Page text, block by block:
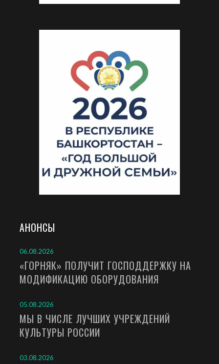
АНОНСЫ
06.08.2026
«ГОРНЯК» ПОЛУЧИТ ГОСПОДДЕРЖКУ НА
МОДИФИКАЦИЮ ОБОРУДОВАНИЯ
05.08.2026
МЫ В ЧИСЛЕ ЛУЧШИХ УЧРЕЖДЕНИЙ
КУЛЬТУРЫ РОССИИ
03.08.2026